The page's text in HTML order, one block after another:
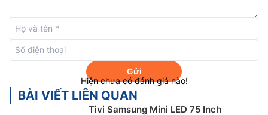
tổ ấm thông minh của bạn. Giờ đây, Bixby có thể xử lý
nhiều lệnh cùng lúc, hiểu ngữ cảnh tốt hơn, mang đến
những cuộc hội thoại mượt mà, tìm kiếm dễ dàng,
phản hồi trực quan và điều khiển thiết bị liền mạch.
Gửi
Hiện chưa có đánh giá nào!
BÀI VIẾT LIÊN QUAN
Tivi Samsung Mini LED 75 Inch